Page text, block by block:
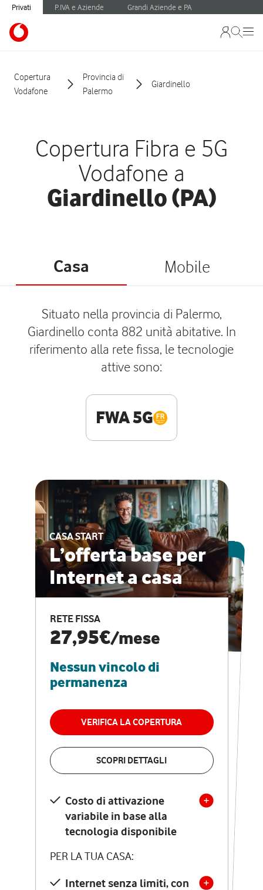
Privati P.IVA e Aziende Grandi Aziende e PA
Copertura
Vodafone
Provincia di
Palermo
Giardinello
Copertura Fibra e 5G
Vodafone a
Giardinello (PA)
Casa Mobile
Situato nella provincia di Palermo,
Giardinello conta 882 unità abitative. In
riferimento alla rete fissa, le tecnologie
attive sono:
FWA 5G
CASA START
L’offerta base per
Internet a casa
RETE FISSA
27,95€/mese
Nessun vincolo di
permanenza
VERIFICA LA COPERTURA
SCOPRI DETTAGLI
Costo di attivazione
variabile in base alla
tecnologia disponibile
PER LA TUA CASA:
Internet senza limiti, con
ESCLUSIVA ONLINE
CASA PRO
Internet veloce e
vantaggi speciali
RETE FISSA + VODAFONE CLUB
29,95€
permanenza
VERIFICA LA COPERTURA
Costo di attivazione
variabile in base alla
tecnologia disponibile
PER LA TUA CASA:
Internet senza limiti, con
la migliore tecnologia